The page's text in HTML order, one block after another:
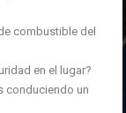
combustible del
en el lugar?
conduciendo un